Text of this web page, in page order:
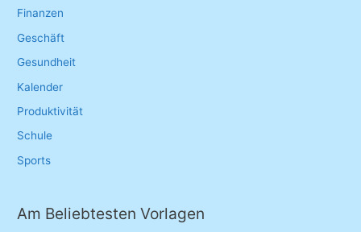
Finanzen
Geschäft
Gesundheit
Kalender
Produktivität
Schule
Sports
Am Beliebtesten Vorlagen